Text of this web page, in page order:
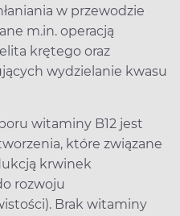
w przewodzie
m.in. operacją
krętego oraz
wydzielanie kwasu
witaminy B12 jest
które związane
krwinek
rozwoju
Brak witaminy